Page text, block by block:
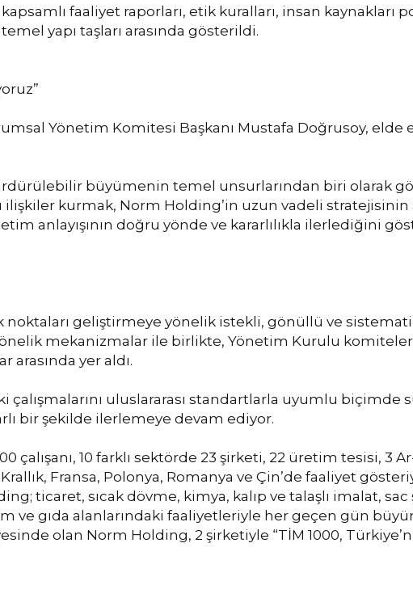
faaliyet raporları, etik kuralları, insan kaynakları
yapı taşları arasında gösterildi.
Yönetim Komitesi Başkanı Mustafa Doğrusoy, elde
büyümenin temel unsurlarından biri olarak
ilişkiler kurmak, Norm Holding’in uzun vadeli stratejisinin
anlayışının doğru yönde ve kararlılıkla ilerlediğini
geliştirmeye yönelik istekli, gönüllü ve
mekanizmalar ile birlikte, Yönetim Kurulu
arasında yer aldı.
uluslararası standartlarla uyumlu biçimde
bir şekilde ilerlemeye devam ediyor.
10 farklı sektörde 23 şirketi, 22 üretim tesisi, 3
Fransa, Polonya, Romanya ve Çin’de faaliyet
ticaret, sıcak dövme, kimya, kalıp ve talaşlı imalat,
ve gıda alanlarındaki faaliyetleriyle her geçen gün
olan Norm Holding, 2 şirketiyle “TİM 1000,